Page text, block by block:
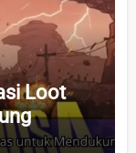
Loot